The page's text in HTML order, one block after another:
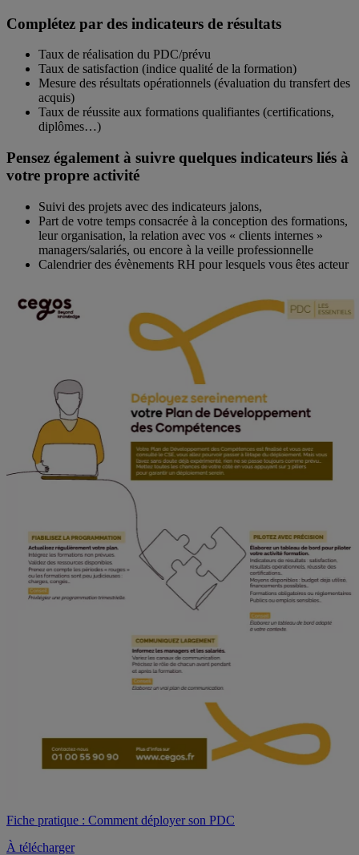
Complétez par des indicateurs de résultats
Taux de réalisation du PDC/prévu
Taux de satisfaction (indice qualité de la formation)
Mesure des résultats opérationnels (évaluation du transfert des
acquis)
Taux de réussite aux formations qualifiantes (certifications,
diplômes…)
Pensez également à suivre quelques indicateurs liés à
votre propre activité
Suivi des projets avec des indicateurs jalons,
Part de votre temps consacrée à la conception des formations,
leur organisation, la relation avec vos « clients internes »
managers/salariés, ou encore à la veille professionnelle
Calendrier des évènements RH pour lesquels vous êtes acteur
Fiche pratique : Comment déployer son PDC
À télécharger